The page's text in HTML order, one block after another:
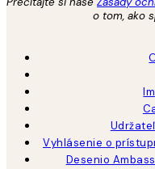
o tom, ako
Vyhlásenie o
Desenio